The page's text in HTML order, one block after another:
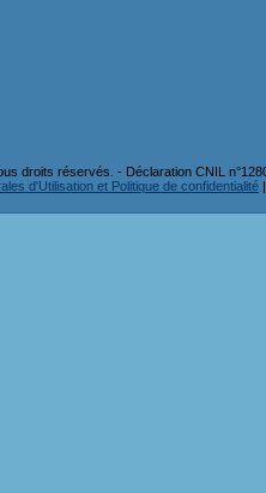
droits réservés. - Déclaration CNIL
d'Utilisation et Politique de confidentialité